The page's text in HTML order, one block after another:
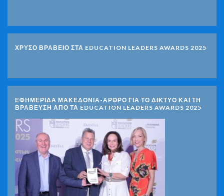
ΧΡΥΣΟ ΒΡΑΒΕΙΟ ΣΤΑ EDUCATION LEADERS AWARDS 2025
ΕΦΗΜΕΡΙΔΑ ΜΑΚΕΔΟΝΙΑ-ΑΡΘΡΟ ΓΙΑ ΤΟ ΔΙΚΤΥΟ ΚΑΙ ΤΗ
ΒΡΑΒΕΥΣΗ ΑΠΟ ΤΑ EDUCATION LEADERS AWARDS 2025